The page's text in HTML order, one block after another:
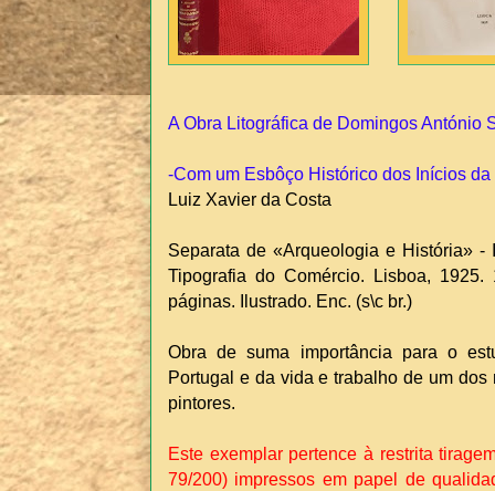
A Obra Litográfica de Domingos António
-Com um Esbôço Histórico dos Inícios
Luiz Xavier da Costa
Separata de «Arqueologia e História»
Tipografia do Comércio. Lisboa,
páginas. Ilustrado. Enc. (s\c br.)
Obra de suma importância para o
Portugal e da vida e trabalho de um
pintores.
Este exemplar pertence à restrita
79/200) impressos em papel de